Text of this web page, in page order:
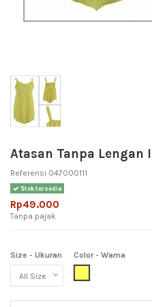
Atasan Tanpa Lengan
Referensi 047000111
Stok tersedia
Rp49.000
Tanpa pajak
Size - Ukuran
Color - Warna